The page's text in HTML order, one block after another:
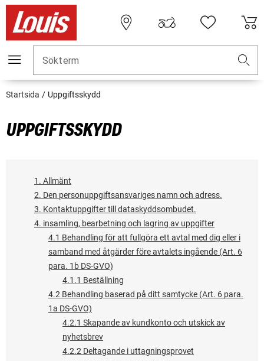
Sökterm
Startsida Uppgiftsskydd
UPPGIFTSSKYDD
1. Allmänt
2. Den personuppgiftsansvariges namn och adress.
3. Kontaktuppgifter till dataskyddsombudet.
4. insamling, bearbetning och lagring av uppgifter
4.1 Behandling för att fullgöra ett avtal med dig eller i
samband med åtgärder före avtalets ingående (Art. 6
para. 1b DS-GVO)
4.1.1 Beställning
4.2 Behandling baserad på ditt samtycke (Art. 6 para.
1a DS-GVO)
4.2.1 Skapande av kundkonto och utskick av
nyhetsbrev
4.2.2 Deltagande i uttagningsprovet